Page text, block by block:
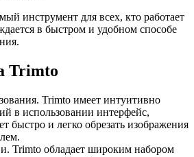
инструмент для всех, кто работает
в быстром и удобном способе
Trimto
Trimto имеет интуитивно
в использовании интерфейс,
быстро и легко обрезать изображения
Trimto обладает широким набором